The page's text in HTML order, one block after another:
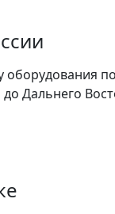
оборудования
Дальнего